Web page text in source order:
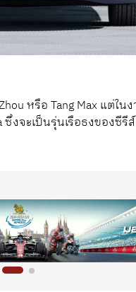
หรือ Tang Max แต่ใน
ซึ่งจะเป็นรุ่นเรือธงของซีรี